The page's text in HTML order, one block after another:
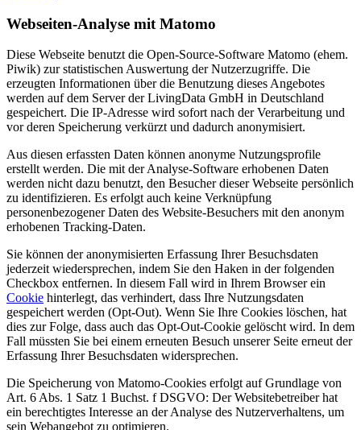
Webseiten-Analyse mit Matomo
Diese Webseite benutzt die Open-Source-Software Matomo (ehem.
Piwik) zur statistischen Auswertung der Nutzerzugriffe. Die
erzeugten Informationen über die Benutzung dieses Angebotes
werden auf dem Server der LivingData GmbH in Deutschland
gespeichert. Die IP-Adresse wird sofort nach der Verarbeitung und
vor deren Speicherung verkürzt und dadurch anonymisiert.
Aus diesen erfassten Daten können anonyme Nutzungsprofile
erstellt werden. Die mit der Analyse-Software erhobenen Daten
werden nicht dazu benutzt, den Besucher dieser Webseite persönlich
zu identifizieren. Es erfolgt auch keine Verknüpfung
personenbezogener Daten des Website-Besuchers mit den anonym
erhobenen Tracking-Daten.
Sie können der anonymisierten Erfassung Ihrer Besuchsdaten
jederzeit wiedersprechen, indem Sie den Haken in der folgenden
Checkbox entfernen. In diesem Fall wird in Ihrem Browser ein
Cookie hinterlegt, das verhindert, dass Ihre Nutzungsdaten
gespeichert werden (Opt-Out). Wenn Sie Ihre Cookies löschen, hat
dies zur Folge, dass auch das Opt-Out-Cookie gelöscht wird. In dem
Fall müssten Sie bei einem erneuten Besuch unserer Seite erneut der
Erfassung Ihrer Besuchsdaten widersprechen.
Die Speicherung von Matomo-Cookies erfolgt auf Grundlage von
Art. 6 Abs. 1 Satz 1 Buchst. f DSGVO: Der Websitebetreiber hat
ein berechtigtes Interesse an der Analyse des Nutzerverhaltens, um
sein Webangebot zu optimieren.